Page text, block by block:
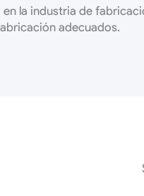
la industria de
adecuados.